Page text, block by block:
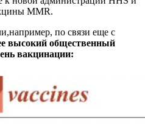
MMR.
по связи еще с
высокий общественный
вакцинации: